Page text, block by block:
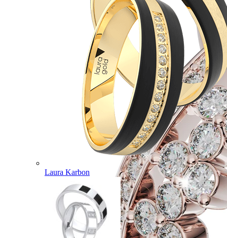
Laura Karbon